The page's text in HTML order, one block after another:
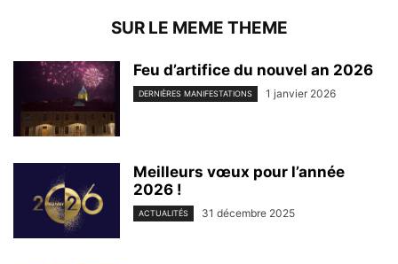
SUR LE MEME THEME
Feu d’artifice du nouvel an 2026
DERNIÈRES MANIFESTATIONS 1 janvier 2026
Meilleurs vœux pour l’année
2026 !
ACTUALITÉS 31 décembre 2025